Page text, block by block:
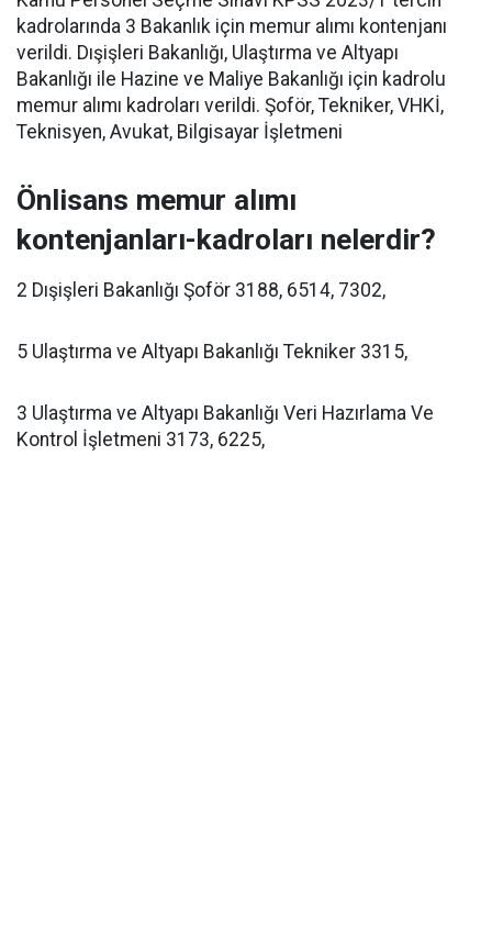
kadrolarında 3 Bakanlık için memur alımı kontenjanı
verildi. Dışişleri Bakanlığı, Ulaştırma ve Altyapı
Bakanlığı ile Hazine ve Maliye Bakanlığı için kadrolu
memur alımı kadroları verildi. Şoför, Tekniker, VHKİ,
Teknisyen, Avukat, Bilgisayar İşletmeni
Önlisans memur alımı
kontenjanları-kadroları nelerdir?
2 Dışişleri Bakanlığı Şoför 3188, 6514, 7302,
5 Ulaştırma ve Altyapı Bakanlığı Tekniker 3315,
3 Ulaştırma ve Altyapı Bakanlığı Veri Hazırlama Ve
Kontrol İşletmeni 3173, 6225,